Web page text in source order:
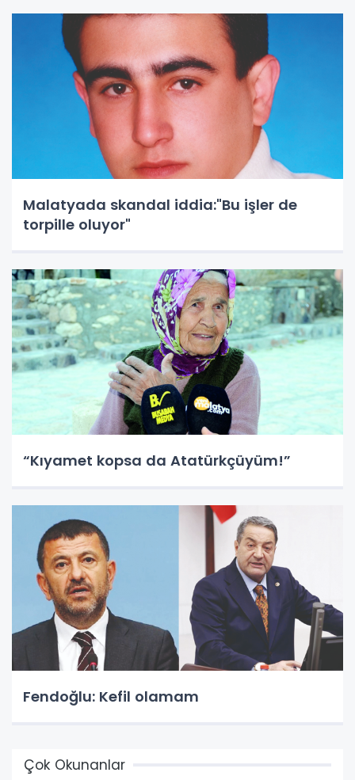
Malatyada skandal iddia:"Bu işler de
torpille oluyor"
“Kıyamet kopsa da Atatürkçüyüm!”
Fendoğlu: Kefil olamam
Çok Okunanlar